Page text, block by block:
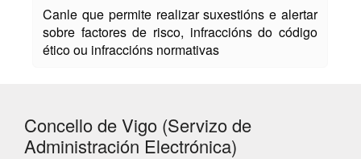
Canle que permite realizar suxestións e alertar
sobre factores de risco, infraccións do código
ético ou infraccións normativas
Concello de Vigo (Servizo de
Administración Electrónica)